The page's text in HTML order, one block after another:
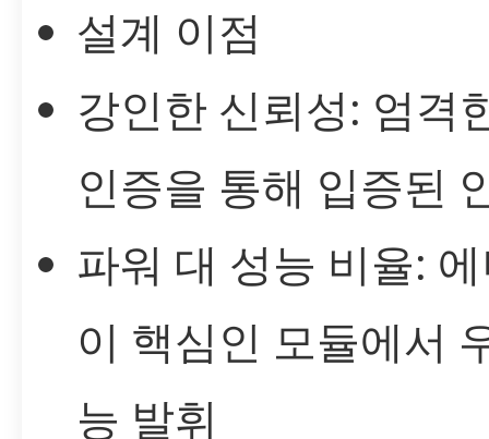
설계 이점
강인한 신뢰성: 엄격
인증을 통해 입증된
파워 대 성능 비율:
이 핵심인 모듈에서
능 발휘